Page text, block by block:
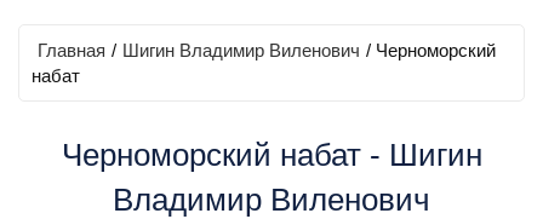
Главная / Шигин Владимир Виленович / Черноморский
набат
Черноморский набат - Шигин
Владимир Виленович